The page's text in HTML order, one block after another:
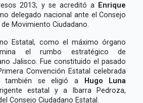
2013; y se acreditó a Enrique
delegado nacional ante el Consejo
Movimiento Ciudadano.
Estatal, como el máximo órgano
el rumbo estratégico de
Jalisco. Fue constituido el pasado
Convención Estatal celebrada
también se eligió a Hugo Luna
estatal y a Ibarra Pedroza,
Consejo Ciudadano Estatal.